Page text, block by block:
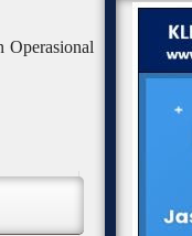
Operasional